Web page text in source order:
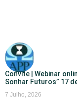
Convite | Webinar
Sonhar Futuros” 17
7 Julho, 2026